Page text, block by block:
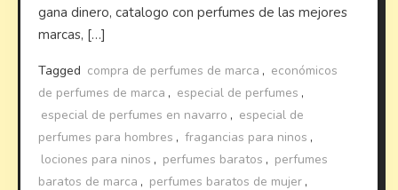
gana dinero, catalogo con perfumes de las mejores
marcas, […]
Tagged compra de perfumes de marca , económicos
de perfumes de marca , especial de perfumes ,
especial de perfumes en navarro , especial de
perfumes para hombres , fragancias para ninos ,
lociones para ninos , perfumes baratos , perfumes
baratos de marca , perfumes baratos de mujer ,